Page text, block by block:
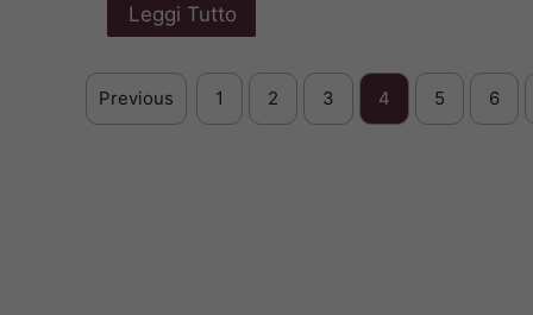
Leggi Tutto
Previous 1 2 3 4 5 6